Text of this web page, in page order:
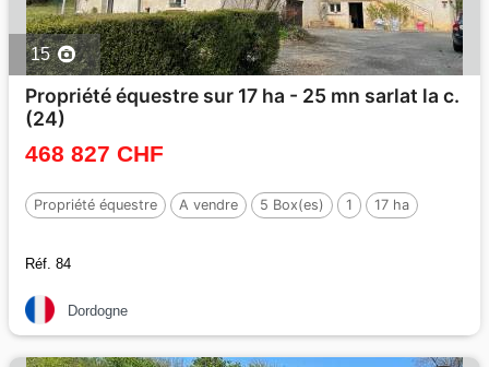
15
Propriété équestre sur 17 ha - 25 mn sarlat la c.
(24)
468 827 CHF
Propriété équestre A vendre 5 Box(es) 1 17 ha
Réf. 84
Dordogne